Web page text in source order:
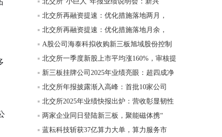
北交所再融资提速：优化措施落地两月，
北交所再融资提速：优化措施落地月余，
A股公司海泰科拟收购新三板旭域股份控制
北交所一季度新股上市平均涨160%，审核提
新三板挂牌公司2025年业绩亮眼：超四成净
北交所年报披露渐入高峰：首批10家公司
北交所2025年业绩快报出炉：营收彰显韧性
两家企业同日登陆新三板，聚能磁体携“
蓝耘科技斩获37亿算力大单，算力服务市